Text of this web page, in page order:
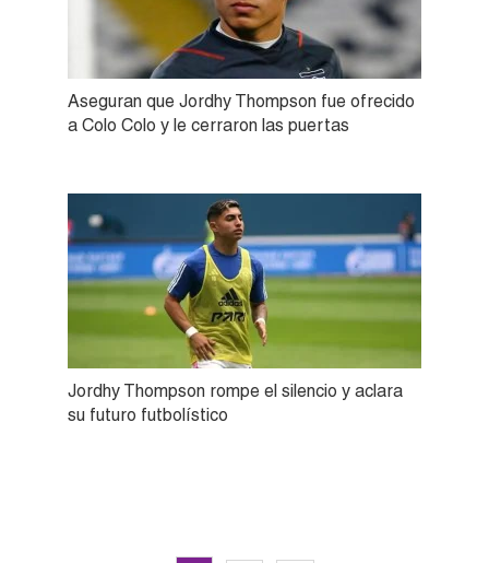
Aseguran que Jordhy Thompson fue ofrecido
a Colo Colo y le cerraron las puertas
Jordhy Thompson rompe el silencio y aclara
su futuro futbolístico